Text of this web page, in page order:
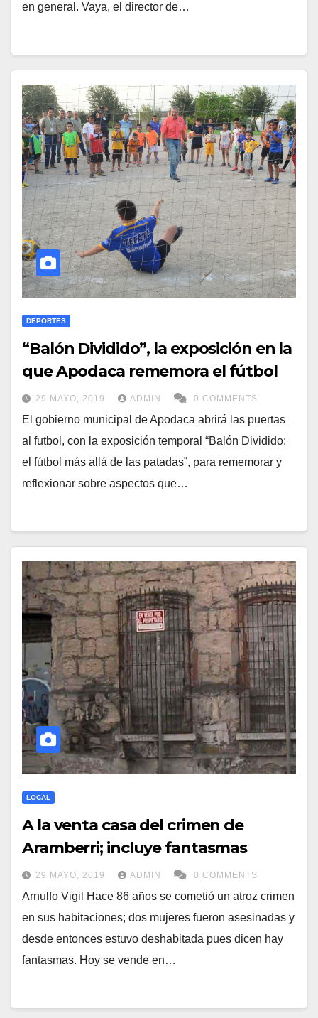
en general. Vaya, el director de…
DEPORTES
“Balón Dividido”, la exposición en la
que Apodaca rememora el fútbol
29 MAYO, 2019 ADMIN 0 COMMENTS
El gobierno municipal de Apodaca abrirá las puertas
al futbol, con la exposición temporal “Balón Dividido:
el fútbol más allá de las patadas”, para rememorar y
reflexionar sobre aspectos que…
LOCAL
A la venta casa del crimen de
Aramberri; incluye fantasmas
29 MAYO, 2019 ADMIN 0 COMMENTS
Arnulfo Vigil Hace 86 años se cometió un atroz crimen
en sus habitaciones; dos mujeres fueron asesinadas y
desde entonces estuvo deshabitada pues dicen hay
fantasmas. Hoy se vende en…